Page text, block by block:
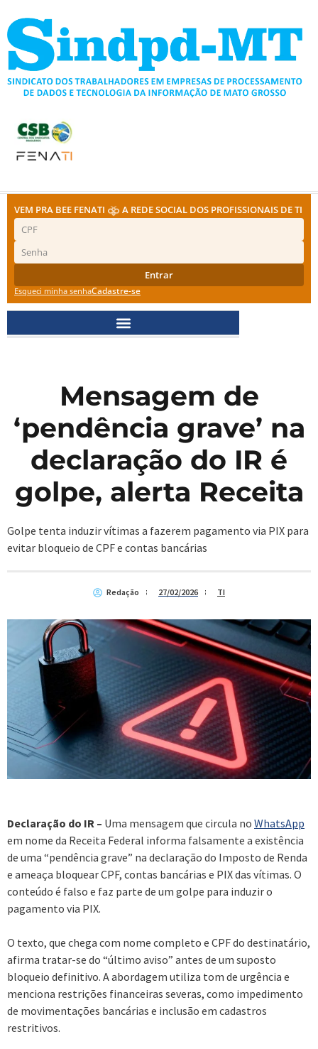
para
conteúdo
VEM PRA BEE FENATI A REDE SOCIAL DOS PROFISSIONAIS DE TI
Entrar
Esqueci minha senhaCadastre-se
Mensagem de
‘pendência grave’ na
declaração do IR é
golpe, alerta Receita
Golpe tenta induzir vítimas a fazerem pagamento via PIX para
evitar bloqueio de CPF e contas bancárias
Redação 27/02/2026 TI
Declaração do IR – Uma mensagem que circula no WhatsApp
em nome da Receita Federal informa falsamente a existência
de uma “pendência grave” na declaração do Imposto de Renda
e ameaça bloquear CPF, contas bancárias e PIX das vítimas. O
conteúdo é falso e faz parte de um golpe para induzir o
pagamento via PIX.
O texto, que chega com nome completo e CPF do destinatário,
afirma tratar-se do “último aviso” antes de um suposto
bloqueio definitivo. A abordagem utiliza tom de urgência e
menciona restrições financeiras severas, como impedimento
de movimentações bancárias e inclusão em cadastros
restritivos.